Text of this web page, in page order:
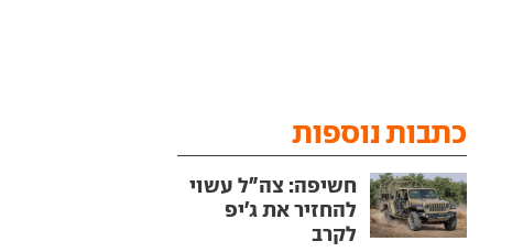
כתבות נוספות
חשיפה: צה"ל עשוי
להחזיר את ג'יפ
לקרב